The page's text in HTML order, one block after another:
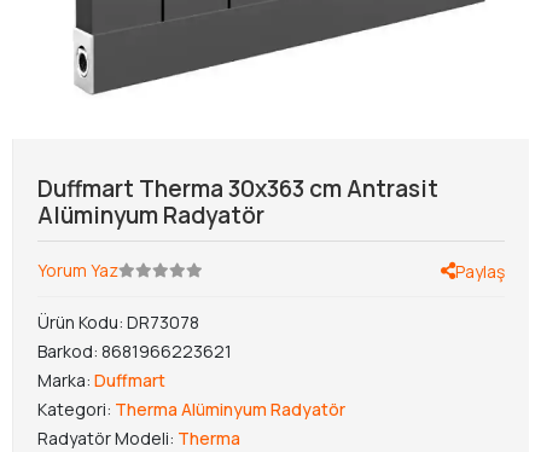
Duffmart Therma 30x363 cm Antrasit
Alüminyum Radyatör
Yorum Yaz Paylaş
Ürün Kodu: DR73078
Barkod: 8681966223621
Marka: Duffmart
Kategori: Therma Alüminyum Radyatör
Radyatör Modeli: Therma